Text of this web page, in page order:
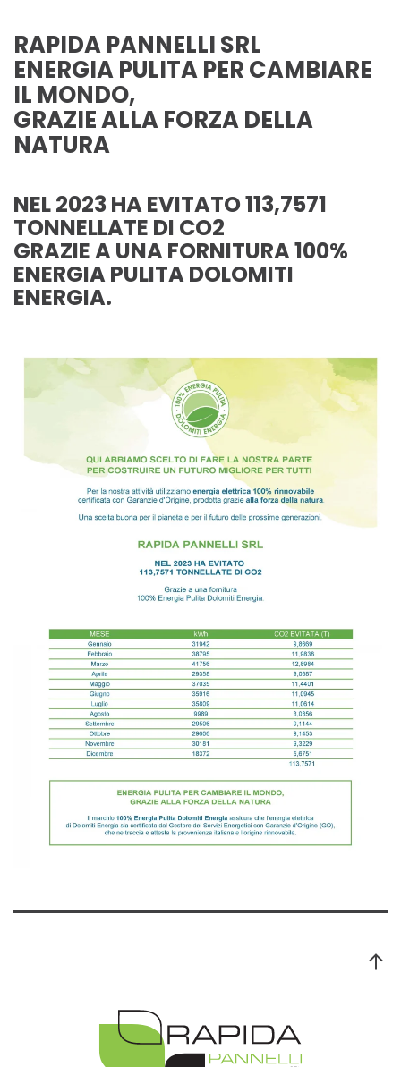
RAPIDA PANNELLI SRL
ENERGIA PULITA PER CAMBIARE
IL MONDO,
GRAZIE ALLA FORZA DELLA
NATURA
NEL 2023 HA EVITATO 113,7571
TONNELLATE DI CO2
GRAZIE A UNA FORNITURA 100%
ENERGIA PULITA DOLOMITI
ENERGIA.